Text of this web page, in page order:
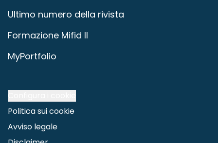
Ultimo numero della rivista
Formazione Mifid II
MyPortfolio
Politica sui cookie
Avviso legale